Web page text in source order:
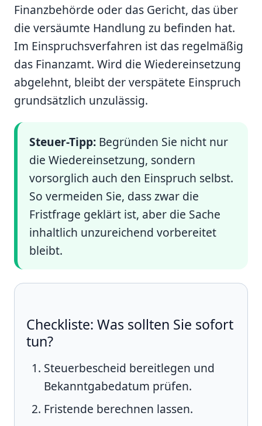
Finanzbehörde oder das Gericht, das über
die versäumte Handlung zu befinden hat.
Im Einspruchsverfahren ist das regelmäßig
das Finanzamt. Wird die Wiedereinsetzung
abgelehnt, bleibt der verspätete Einspruch
grundsätzlich unzulässig.
Steuer-Tipp: Begründen Sie nicht nur
die Wiedereinsetzung, sondern
vorsorglich auch den Einspruch selbst.
So vermeiden Sie, dass zwar die
Fristfrage geklärt ist, aber die Sache
inhaltlich unzureichend vorbereitet
bleibt.
Checkliste: Was sollten Sie sofort
tun?
Steuerbescheid bereitlegen und
Bekanntgabedatum prüfen.
Fristende berechnen lassen.